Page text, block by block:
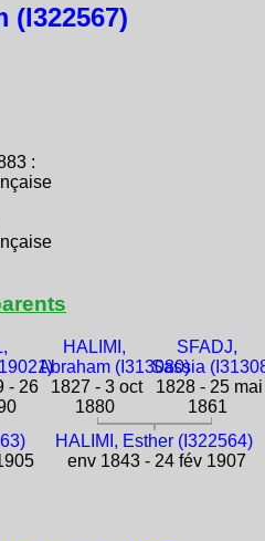
(I322567)
:
- 26
HALIMI,
Abraham (I313080)
1827 - 3 oct
1880
SFADJ,
Sassia
1828 - 25 mai
1861
HALIMI, Esther (I322564)
env 1843 - 24 fév 1907